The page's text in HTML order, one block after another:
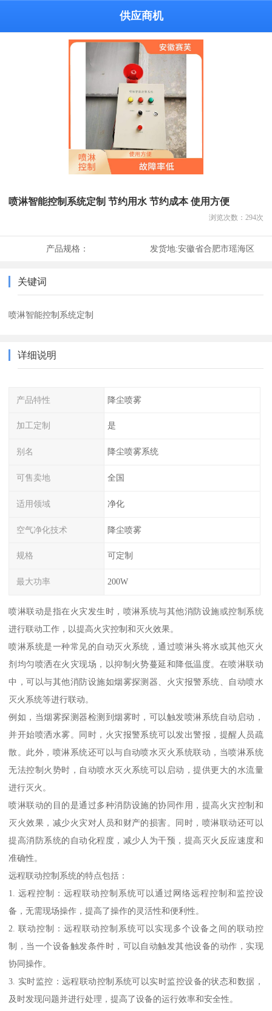
供应商机
喷淋智能控制系统定制 节约用水 节约成本 使用方便
浏览次数： 294次
产品规格： 发货地:安徽省合肥市瑶海区
关键词
喷淋智能控制系统定制
详细说明
产品特性 降尘喷雾
加工定制 是
别名 降尘喷雾系统
可售卖地 全国
适用领域 净化
空气净化技术 降尘喷雾
规格 可定制
最大功率 200W
喷淋联动是指在火灾发生时，喷淋系统与其他消防设施或控制系统
进行联动工作，以提高火灾控制和灭火效果。
喷淋系统是一种常见的自动灭火系统，通过喷淋头将水或其他灭火
剂均匀喷洒在火灾现场，以抑制火势蔓延和降低温度。在喷淋联动
中，可以与其他消防设施如烟雾探测器、火灾报警系统、自动喷水
灭火系统等进行联动。
例如，当烟雾探测器检测到烟雾时，可以触发喷淋系统自动启动，
并开始喷洒水雾。同时，火灾报警系统可以发出警报，提醒人员疏
散。此外，喷淋系统还可以与自动喷水灭火系统联动，当喷淋系统
无法控制火势时，自动喷水灭火系统可以启动，提供更大的水流量
进行灭火。
喷淋联动的目的是通过多种消防设施的协同作用，提高火灾控制和
灭火效果，减少火灾对人员和财产的损害。同时，喷淋联动还可以
提高消防系统的自动化程度，减少人为干预，提高灭火反应速度和
准确性。
远程联动控制系统的特点包括：
1. 远程控制：远程联动控制系统可以通过网络远程控制和监控设
备，无需现场操作，提高了操作的灵活性和便利性。
2. 联动控制：远程联动控制系统可以实现多个设备之间的联动控
制，当一个设备触发条件时，可以自动触发其他设备的动作，实现
协同操作。
3. 实时监控：远程联动控制系统可以实时监控设备的状态和数据，
及时发现问题并进行处理，提高了设备的运行效率和安全性。